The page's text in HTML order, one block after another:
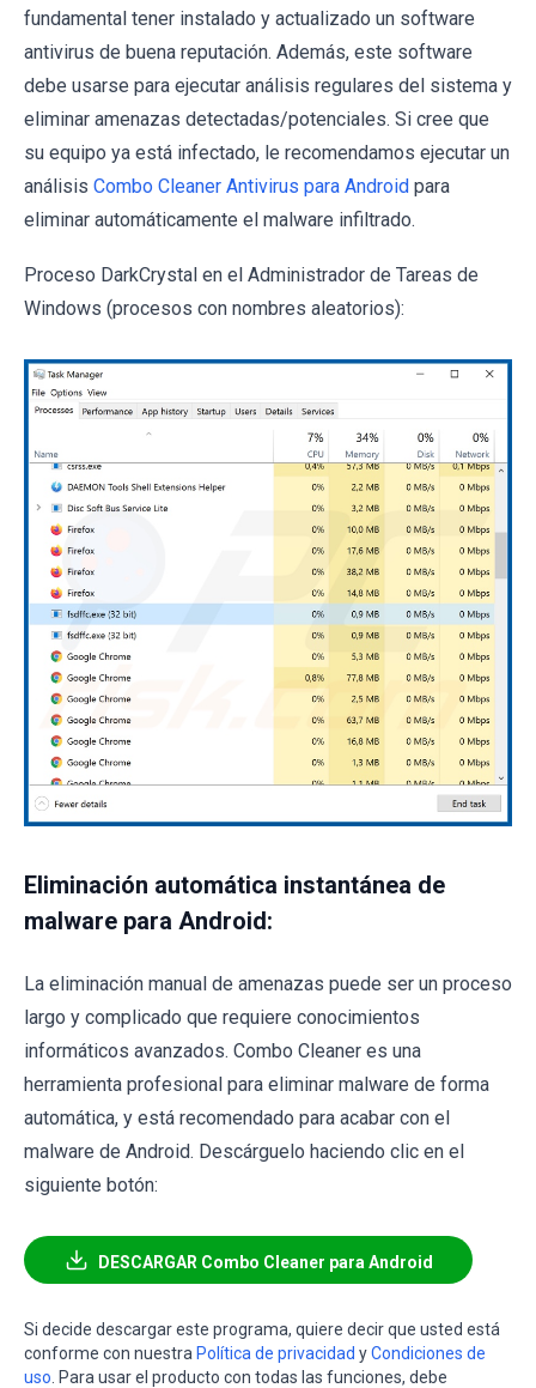
fundamental tener instalado y actualizado un software
antivirus de buena reputación. Además, este software
debe usarse para ejecutar análisis regulares del sistema y
eliminar amenazas detectadas/potenciales. Si cree que
su equipo ya está infectado, le recomendamos ejecutar un
análisis Combo Cleaner Antivirus para Android para
eliminar automáticamente el malware infiltrado.
Proceso DarkCrystal en el Administrador de Tareas de
Windows (procesos con nombres aleatorios):
Eliminación automática instantánea de
malware para Android:
La eliminación manual de amenazas puede ser un proceso
largo y complicado que requiere conocimientos
informáticos avanzados. Combo Cleaner es una
herramienta profesional para eliminar malware de forma
automática, y está recomendado para acabar con el
malware de Android. Descárguelo haciendo clic en el
siguiente botón:
DESCARGAR Combo Cleaner para Android
Si decide descargar este programa, quiere decir que usted está
conforme con nuestra Política de privacidad yCondiciones de
uso . Para usar el producto con todas las funciones, debe